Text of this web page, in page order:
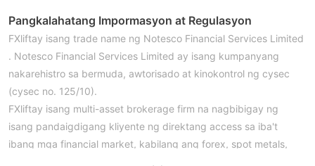
Pangkalahatang Impormasyon at Regulasyon
FXliftay isang trade name ng Notesco Financial Services Limited
. Notesco Financial Services Limited ay isang kumpanyang
nakarehistro sa bermuda, awtorisado at kinokontrol ng cysec
(cysec no. 125/10).
FXliftay isang multi-asset brokerage firm na nagbibigay ng
isang pandaigdigang kliyente ng direktang access sa iba't
ibang mga financial market, kabilang ang forex, spot metals,